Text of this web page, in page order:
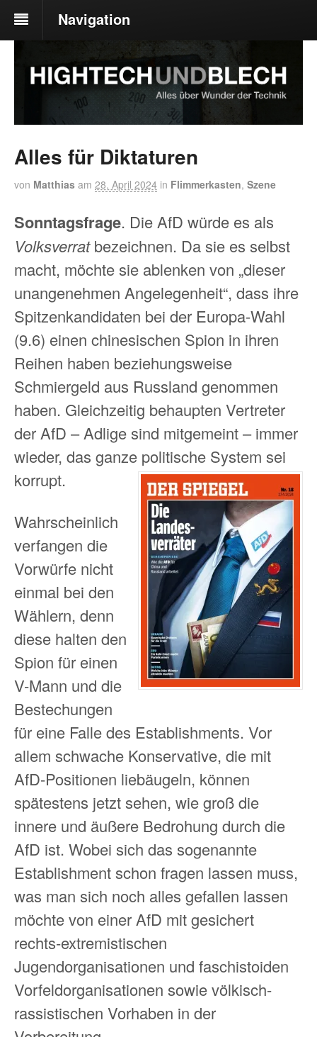
Navigation
Alles für Diktaturen
von Matthias am 28. April 2024 in Flimmerkasten, Szene
Sonntagsfrage. Die AfD würde es als
Volksverratbezeichnen. Da sie es selbst
macht, möchte sie ablenken von „dieser
unangenehmen Angelegenheit“, dass ihre
Spitzenkandidaten bei der Europa-Wahl
(9.6) einen chinesischen Spion in ihren
Reihen haben beziehungsweise
Schmiergeld aus Russland genommen
haben. Gleichzeitig behaupten Vertreter
der AfD – Adlige sind mitgemeint – immer
wieder, das ganze politische System sei
korrupt.
Wahrscheinlich
verfangen die
Vorwürfe nicht
einmal bei den
Wählern, denn
diese halten den
Spion für einen
V-Mann und die
Bestechungen
für eine Falle des Establishments. Vor
allem schwache Konservative, die mit
AfD-Positionen liebäugeln, können
spätestens jetzt sehen, wie groß die
innere und äußere Bedrohung durch die
AfD ist. Wobei sich das sogenannte
Establishment schon fragen lassen muss,
was man sich noch alles gefallen lassen
möchte von einer AfD mit gesichert
rechts-extremistischen
Jugendorganisationen und faschistoiden
Vorfeldorganisationen sowie völkisch-
rassistischen Vorhaben in der